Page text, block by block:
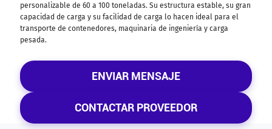
personalizable de 60 a 100 toneladas. Su estructura estable, su gran
capacidad de carga y su facilidad de carga lo hacen ideal para el
transporte de contenedores, maquinaria de ingeniería y carga
pesada.
ENVIAR MENSAJE
CONTACTAR PROVEEDOR